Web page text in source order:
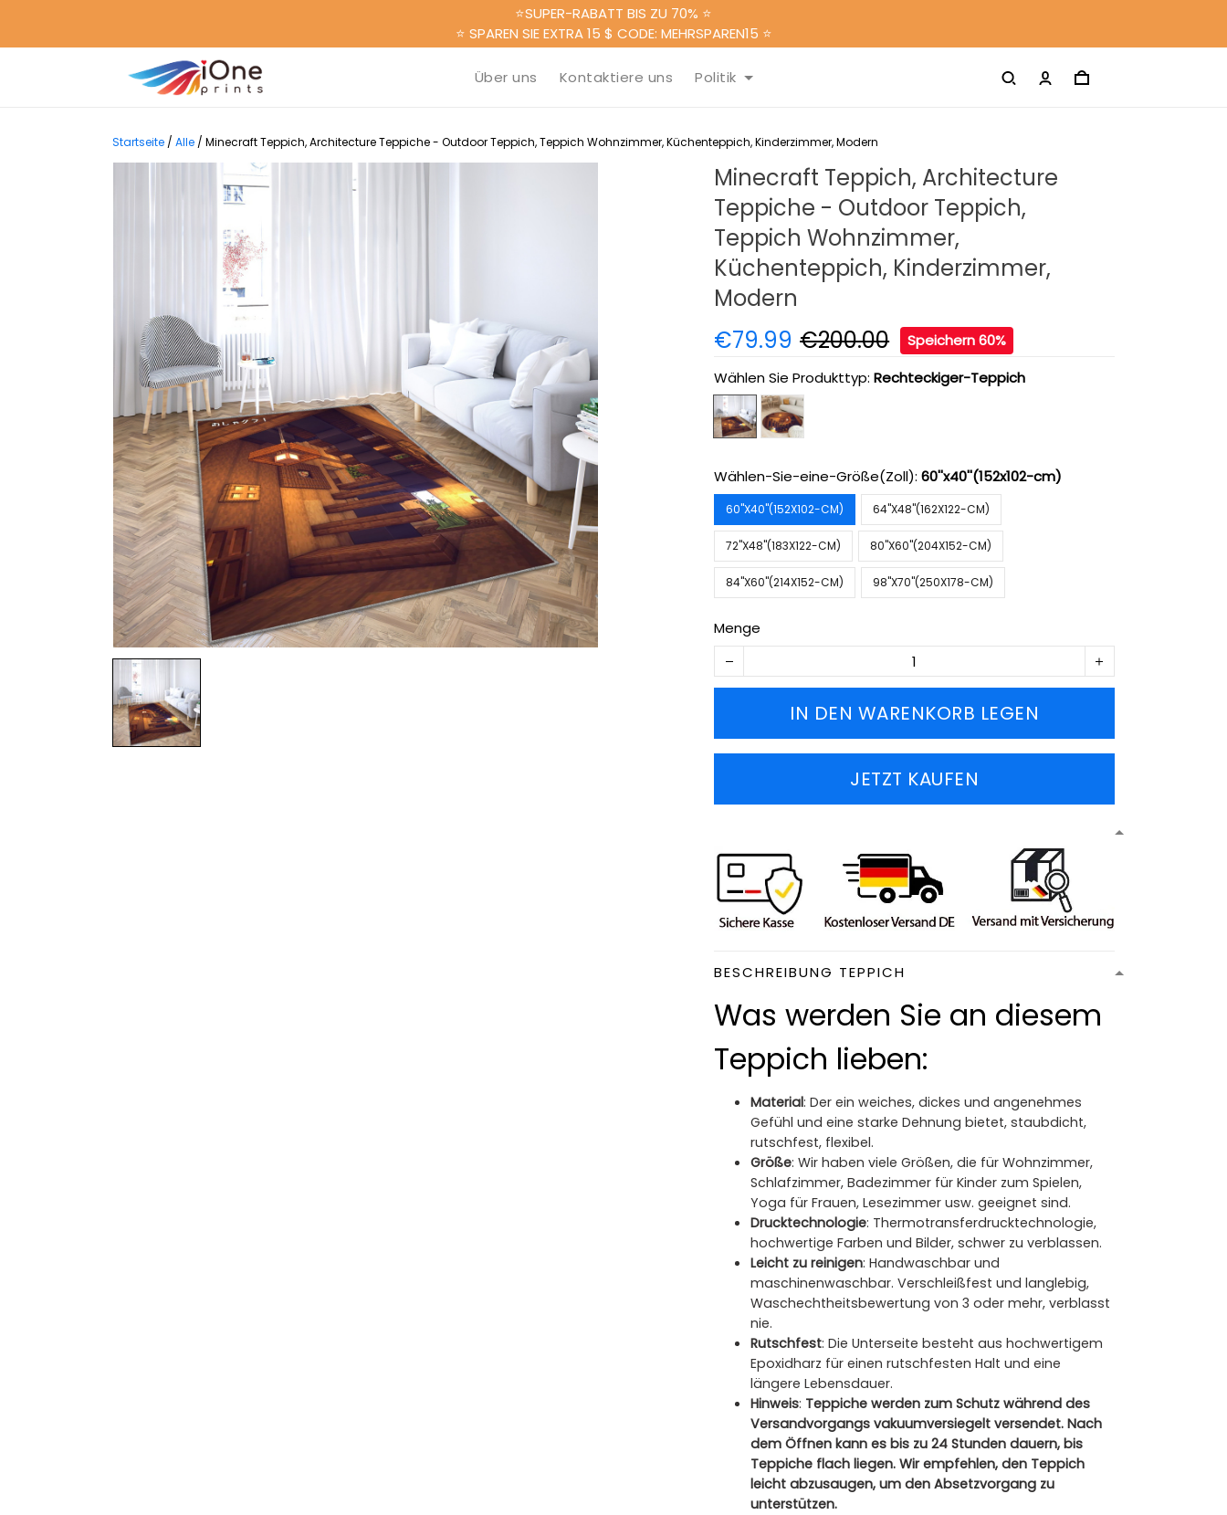
⭐SUPER-RABATT BIS ZU 70% ⭐
⭐ SPAREN SIE EXTRA 15 $ CODE: MEHRSPAREN15 ⭐
Über uns Kontaktiere uns Politik
Startseite / Alle / Minecraft Teppich, Architecture Teppiche - Outdoor Teppich, Teppich Wohnzimmer, Küchenteppich, Kinderzimmer, Modern
Minecraft Teppich, Architecture
Teppiche - Outdoor Teppich,
Teppich Wohnzimmer,
Küchenteppich, Kinderzimmer,
Modern
€79.99 €200.00
Speichern 60%
Wählen Sie Produkttyp:Rechteckiger-Teppich
Wählen-Sie-eine-Größe(Zoll):60''x40''(152x102-cm)
60''X40''(152X102-CM) 64''X48''(162X122-CM)
72''X48''(183X122-CM) 80''X60''(204X152-CM)
84''X60''(214X152-CM) 98''X70''(250X178-CM)
Menge
IN DEN WARENKORB LEGEN
JETZT KAUFEN
BESCHREIBUNG TEPPICH
Was werden Sie an diesem
Teppich lieben:
Material: Der ein weiches, dickes und angenehmes
Gefühl und eine starke Dehnung bietet, staubdicht,
rutschfest, flexibel.
Größe: Wir haben viele Größen, die für Wohnzimmer,
Schlafzimmer, Badezimmer für Kinder zum Spielen,
Yoga für Frauen, Lesezimmer usw. geeignet sind.
Drucktechnologie: Thermotransferdrucktechnologie,
hochwertige Farben und Bilder, schwer zu verblassen.
Leicht zu reinigen: Handwaschbar und
maschinenwaschbar. Verschleißfest und langlebig,
Waschechtheitsbewertung von 3 oder mehr, verblasst
nie.
Rutschfest: Die Unterseite besteht aus hochwertigem
Epoxidharz für einen rutschfesten Halt und eine
längere Lebensdauer.
Hinweis: Teppiche werden zum Schutz während des
Versandvorgangs vakuumversiegelt versendet. Nach
dem Öffnen kann es bis zu 24 Stunden dauern, bis
Teppiche flach liegen. Wir empfehlen, den Teppich
leicht abzusaugen, um den Absetzvorgang zu
unterstützen.